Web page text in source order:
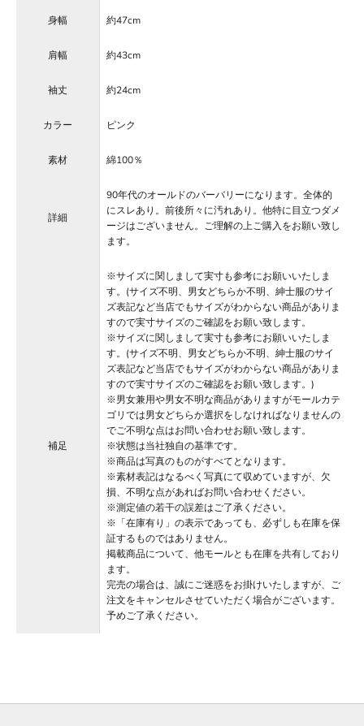
身幅 約47cm
肩幅 約43cm
袖丈 約24cm
カラー ピンク
素材 綿100％
詳細
90年代のオールドのバーバリーになります。全体的
にスレあり。前後所々に汚れあり。他特に目立つダメ
ージはございません。ご理解の上ご購入をお願い致し
ます。
補足
※サイズに関しまして実寸も参考にお願いいたしま
す。(サイズ不明、男女どちらか不明、紳士服のサイ
ズ表記など当店でもサイズがわからない商品がありま
すので実寸サイズのご確認をお願い致します。
※サイズに関しまして実寸も参考にお願いいたしま
す。(サイズ不明、男女どちらか不明、紳士服のサイ
ズ表記など当店でもサイズがわからない商品がありま
すので実寸サイズのご確認をお願い致します。)
※男女兼用や男女不明な商品がありますがモールカテ
ゴリでは男女どちらか選択をしなければなりませんの
でご不明な点はお問い合わせお願い致します。
※状態は当社独自の基準です。
※商品は写真のものがすべてとなります。
※素材表記はなるべく写真にて収めていますが、欠
損、不明な点があればお問い合わせください。
※測定値の若干の誤差はご了承ください。
※「在庫有り」の表示であっても、必ずしも在庫を保
証するものではありません。
掲載商品について、他モールとも在庫を共有しており
ます。
完売の場合は、誠にご迷惑をお掛けいたしますが、ご
注文をキャンセルさせていただく場合がございます。
予めご了承ください。